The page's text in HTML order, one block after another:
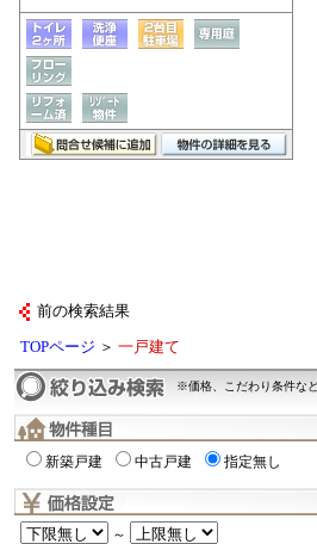
前の検索結果
TOPページ ＞ 一戸建て
※価格、こだわり条件な
新築戸建 中古戸建 指定無し
～